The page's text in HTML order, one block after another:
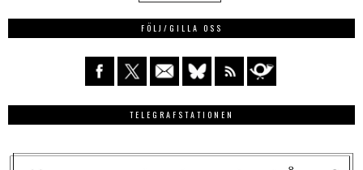
FÖLJ/GILLA OSS
TELEGRAFSTATIONEN